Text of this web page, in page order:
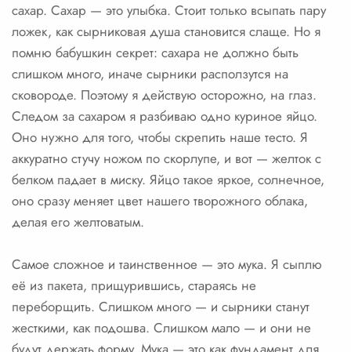
сахар. Сахар — это улыбка. Стоит только всыпать пару
ложек, как сырниковая душа становится слаще. Но я
помню бабушкин секрет: сахара не должно быть
слишком много, иначе сырники расползутся на
сковороде. Поэтому я действую осторожно, на глаз.
Следом за сахаром я разбиваю одно куриное яйцо.
Оно нужно для того, чтобы скрепить наше тесто. Я
аккуратно стучу ножом по скорлупе, и вот — желток с
белком падает в миску. Яйцо такое яркое, солнечное,
оно сразу меняет цвет нашего творожного облака,
делая его желтоватым.
Самое сложное и таинственное — это мука. Я сыплю
её из пакета, прищурившись, стараясь не
переборщить. Слишком много — и сырники станут
жесткими, как подошва. Слишком мало — и они не